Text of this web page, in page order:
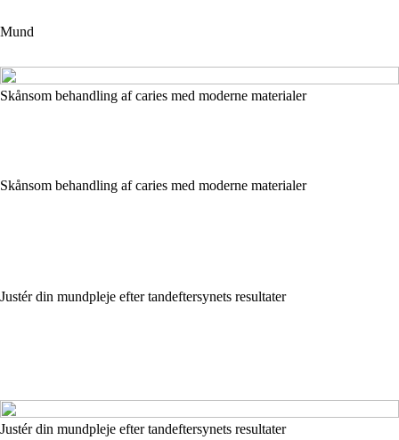
Mund
Skånsom behandling af caries med moderne materialer
Skånsom behandling af caries med moderne materialer
Justér din mundpleje efter tandeftersynets resultater
Justér din mundpleje efter tandeftersynets resultater